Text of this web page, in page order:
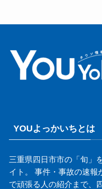
YOUよっかいちとは
三重県四日市市の「旬」
イト。 事件・事故の速報
で頑張る人の紹介まで、